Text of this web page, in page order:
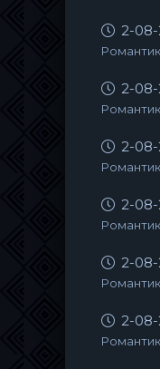
2-08-
2-08-
2-08-
2-08-
2-08-
2-08-